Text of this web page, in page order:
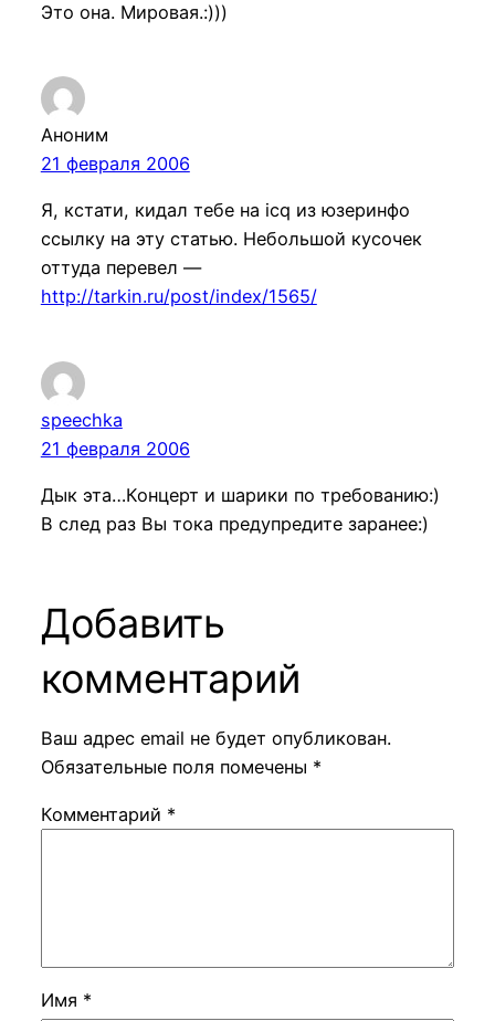
Это она. Мировая.:)))
Аноним
21 февраля 2006
Я, кстати, кидал тебе на icq из юзеринфо
ссылку на эту статью. Небольшой кусочек
оттуда перевел —
http://tarkin.ru/post/index/1565/
speechka
21 февраля 2006
Дык эта…Концерт и шарики по требованию:)
В след раз Вы тока предупредите заранее:)
Добавить
комментарий
Ваш адрес email не будет опубликован.
Обязательные поля помечены *
Комментарий *
Имя *